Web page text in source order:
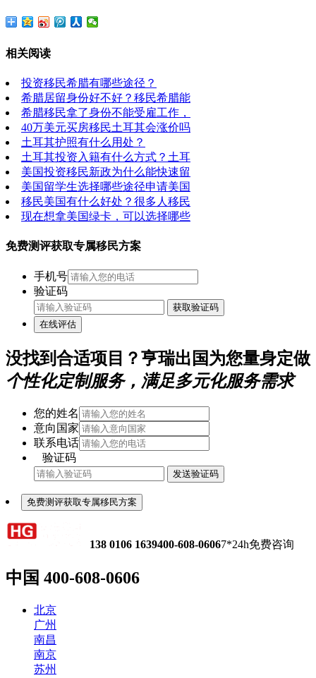
相关阅读
投资移民希腊有哪些途径？
希腊居留身份好不好？移民希腊能
希腊移民拿了身份不能受雇工作，
40万美元买房移民土耳其会涨价吗
土耳其护照有什么用处？
土耳其投资入籍有什么方式？土耳
美国投资移民新政为什么能快速留
美国留学生选择哪些途径申请美国
移民美国有什么好处？很多人移民
现在想拿美国绿卡，可以选择哪些
免费测评获取专属移民方案
手机号
验证码
获取验证码
在线评估
没找到合适项目？亨瑞出国为您量身定做
个性化定制服务，满足多元化服务需求
您的姓名
意向国家
联系电话
验证码
发送验证码
免费测评获取专属移民方案
138 0106 1639400-608-06067*24h免费咨询
中国 400-608-0606
北京
广州
南昌
南京
苏州